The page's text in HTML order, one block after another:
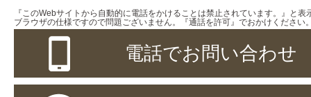
『このWebサイトから自動的に電話をかけることは禁止されています。』と
ブラウザの仕様ですので問題ございません。『通話を許可』でおかけください
電話でお問い合わせ